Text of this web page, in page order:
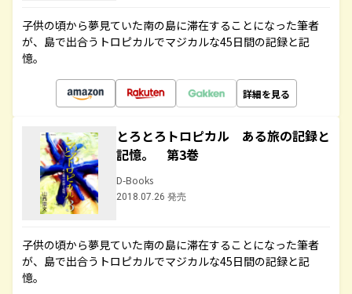
子供の頃から夢見ていた南の島に滞在することになった筆者
が、島で出合うトロピカルでマジカルな45日間の記録と記
憶。
詳細を見る
とろとろトロピカル ある旅の記録と
記憶。 第3巻
D-Books
2018.07.26 発売
子供の頃から夢見ていた南の島に滞在することになった筆者
が、島で出合うトロピカルでマジカルな45日間の記録と記
憶。